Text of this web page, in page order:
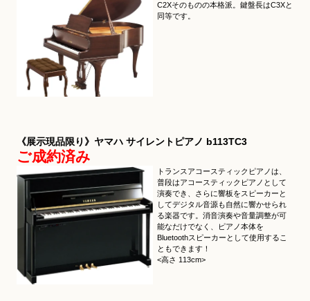
C2Xそのものの本格派。鍵盤長はC3Xと
同等です。
《展示現品限り》ヤマハ サイレントピアノ b113TC3
ご成約済み
トランスアコースティックピアノは、
普段はアコースティックピアノとして
演奏でき、さらに響板をスピーカーと
してデジタル音源も自然に響かせられ
る楽器です。消音演奏や音量調整が可
能なだけでなく、ピアノ本体を
Bluetoothスピーカーとして使用するこ
ともできます！
<高さ 113cm>